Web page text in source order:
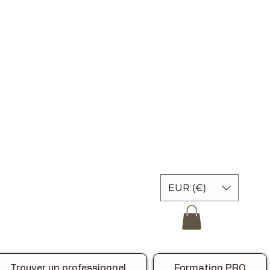
EUR (€)
Trouver un professionnel Formation PRO